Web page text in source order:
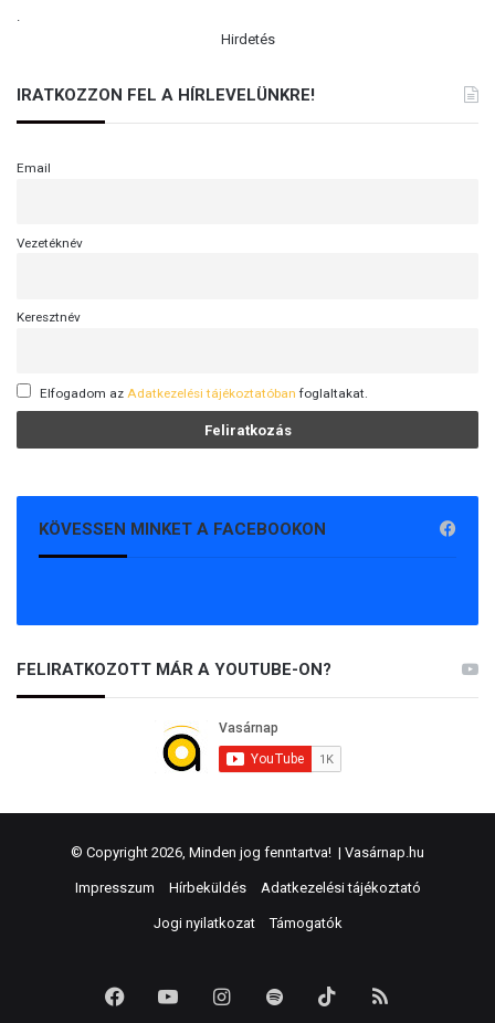
.
Hirdetés
IRATKOZZON FEL A HÍRLEVELÜNKRE!
Email
Vezetéknév
Keresztnév
Elfogadom az Adatkezelési tájékoztatóban foglaltakat.
KÖVESSEN MINKET A FACEBOOKON
FELIRATKOZOTT MÁR A YOUTUBE-ON?
© Copyright 2026, Minden jog fenntartva! | Vasárnap.hu
Impresszum Hírbeküldés Adatkezelési tájékoztató
Jogi nyilatkozat Támogatók
FacebookYouTubeInstagram
Spotify TikTok